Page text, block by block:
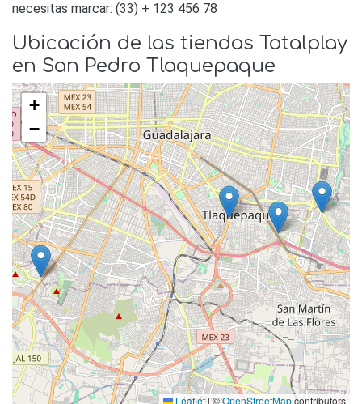
necesitas marcar: (33) + 123 456 78
Ubicación de las tiendas Totalplay
en San Pedro Tlaquepaque
+
−
Leaflet|©OpenStreetMapcontributors